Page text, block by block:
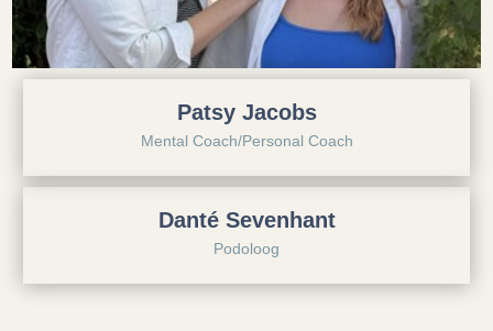
Patsy Jacobs
Mental Coach/Personal Coach
Danté Sevenhant
Podoloog